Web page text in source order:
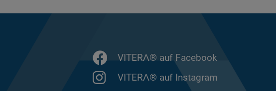
VITERΛ® auf Facebook
VITERΛ® auf Instagram